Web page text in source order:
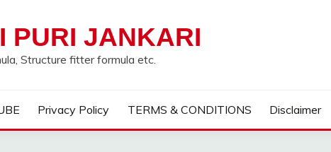
PURI JANKARI
Structure fitter formula etc.
Privacy Policy TERMS & CONDITIONS Disclaimer